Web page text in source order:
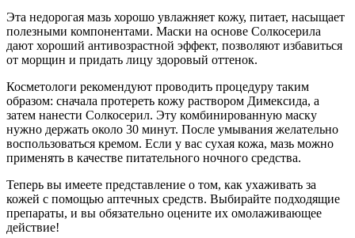
Эта недорогая мазь хорошо увлажняет кожу, питает, насыщает
полезными компонентами. Маски на основе Солкосерила
дают хороший антивозрастной эффект, позволяют избавиться
от морщин и придать лицу здоровый оттенок.
Косметологи рекомендуют проводить процедуру таким
образом: сначала протереть кожу раствором Димексида, а
затем нанести Солкосерил. Эту комбинированную маску
нужно держать около 30 минут. После умывания желательно
воспользоваться кремом. Если у вас сухая кожа, мазь можно
применять в качестве питательного ночного средства.
Теперь вы имеете представление о том, как ухаживать за
кожей с помощью аптечных средств. Выбирайте подходящие
препараты, и вы обязательно оцените их омолаживающее
действие!